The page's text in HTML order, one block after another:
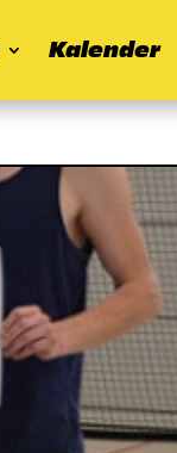
Kalender